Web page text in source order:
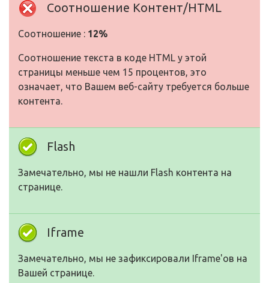
Соотношение Контент/HTML
Соотношение : 12%
Соотношение текста в коде HTML у этой
страницы меньше чем 15 процентов, это
означает, что Вашем веб-сайту требуется больше
контента.
Flash
Замечательно, мы не нашли Flash контента на
странице.
Iframe
Замечательно, мы не зафиксировали Iframe'ов на
Вашей странице.